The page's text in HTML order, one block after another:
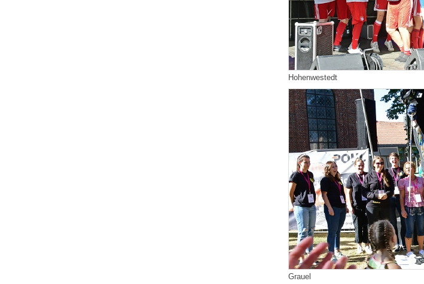
Hohenwestedt
Grauel